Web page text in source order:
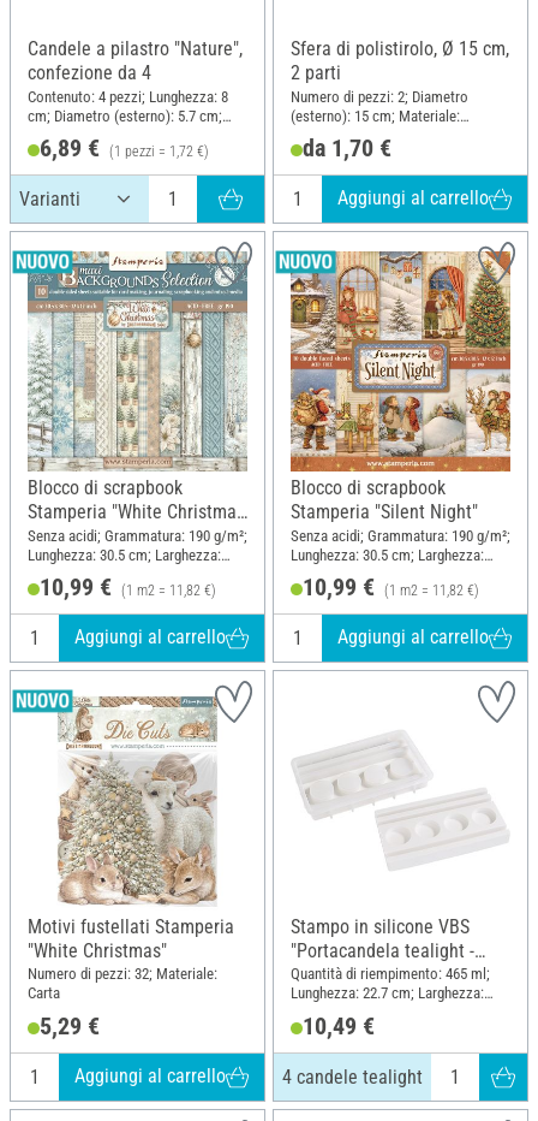
Candele a pilastro "Nature",
confezione da 4
Contenuto: 4 pezzi; Lunghezza: 8
cm; Diametro (esterno): 5.7 cm;
6,89 € (1 pezzi = 1,72 €)
Sfera di polistirolo, Ø 15 cm,
2 parti
Numero di pezzi: 2; Diametro
(esterno): 15 cm; Materiale:
Polistirolo
da 1,70 €
Aggiungi al carrello
Blocco di scrapbook
Stamperia "White Christmas
Backgrounds"
Senza acidi; Grammatura: 190 g/m²;
Lunghezza: 30.5 cm; Larghezza:
10,99 € (1 m2 = 11,82 €)
Aggiungi al carrello
Blocco di scrapbook
Stamperia "Silent Night"
Senza acidi; Grammatura: 190 g/m²;
Lunghezza: 30.5 cm; Larghezza:
10,99 € (1 m2 = 11,82 €)
Aggiungi al carrello
Motivi fustellati Stamperia
"White Christmas"
Numero di pezzi: 32; Materiale:
Carta
5,29 €
Aggiungi al carrello
Stampo in silicone VBS
"Portacandela tealight -
Rettangolare" con bordo a
incastro, 4 candele tealight
Quantità di riempimento: 465 ml;
Lunghezza: 22.7 cm; Larghezza:
Silicone
10,49 €
4 candele tealight